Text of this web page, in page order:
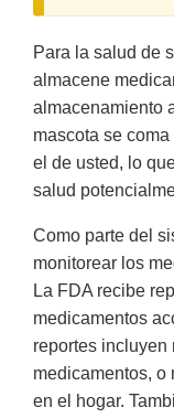
Para la salud de
almacene
almacenamiento
mascota se
el de usted, lo
salud
Como parte del
monitorear los
La FDA recibe
medicamentos
reportes incluyen
medicamentos, o
en el hogar.